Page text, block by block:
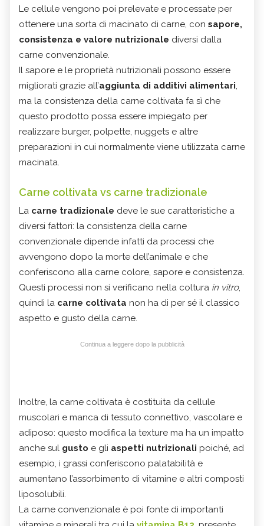
Le cellule vengono poi prelevate e processate per
ottenere una sorta di macinato di carne, con sapore,
consistenza e valore nutrizionale diversi dalla
carne convenzionale.
Il sapore e le proprietà nutrizionali possono essere
migliorati grazie all’aggiunta di additivi alimentari,
ma la consistenza della carne coltivata fa sì che
questo prodotto possa essere impiegato per
realizzare burger, polpette, nuggets e altre
preparazioni in cui normalmente viene utilizzata carne
macinata.
Carne coltivata vs carne tradizionale
La carne tradizionale deve le sue caratteristiche a
diversi fattori: la consistenza della carne
convenzionale dipende infatti da processi che
avvengono dopo la morte dell’animale e che
conferiscono alla carne colore, sapore e consistenza.
Questi processi non si verificano nella coltura in vitro,
quindi la carne coltivata non ha di per sé il classico
aspetto e gusto della carne.
Continua a leggere dopo la pubblicità
Inoltre, la carne coltivata è costituita da cellule
muscolari e manca di tessuto connettivo, vascolare e
adiposo: questo modifica la texture ma ha un impatto
anche sul gusto e gli aspetti nutrizionali poiché, ad
esempio, i grassi conferiscono palatabilità e
aumentano l’assorbimento di vitamine e altri composti
liposolubili.
La carne convenzionale è poi fonte di importanti